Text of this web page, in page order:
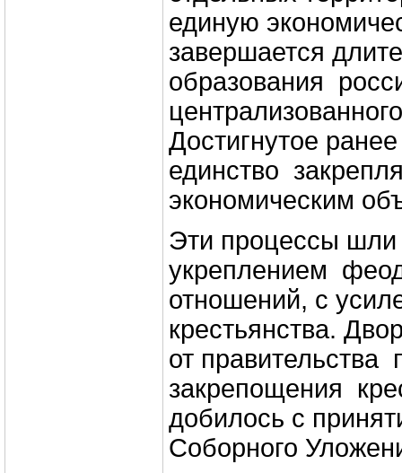
единую
завершается
образования
Достигнутое
единство
экономическим
Эти процессы шли
укреплением
отношений, с
крестьянства.
от правительства
закрепощения
добилось с
Соборного